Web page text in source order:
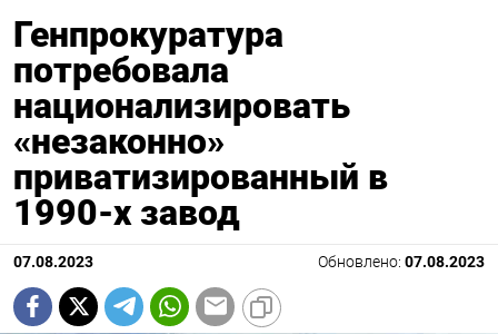
Генпрокуратура
потребовала
национализировать
«незаконно»
приватизированный в
1990-х завод
07.08.2023 Обновлено: 07.08.2023